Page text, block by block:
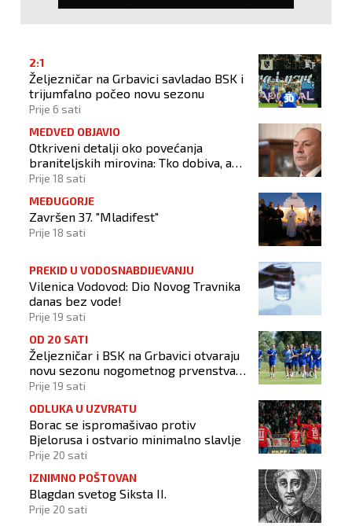
2:1
Željezničar na Grbavici savladao BSK i
trijumfalno počeo novu sezonu
Prije 6 sati
MEDVED OBJAVIO
Otkriveni detalji oko povećanja
braniteljskih mirovina: Tko dobiva, a
tko ne
Prije 18 sati
MEĐUGORJE
Završen 37. "Mladifest"
Prije 18 sati
PREKID U VODOSNABDIJEVANJU
Vilenica Vodovod: Dio Novog Travnika
danas bez vode!
Prije 19 sati
OD 20 SATI
Željezničar i BSK na Grbavici otvaraju
novu sezonu nogometnog prvenstva
BiH
Prije 19 sati
ODLUKA U UZVRATU
Borac se ispromašivao protiv
Bjelorusa i ostvario minimalno slavlje
Prije 20 sati
IZNIMNO POŠTOVAN
Blagdan svetog Siksta II.
Prije 20 sati